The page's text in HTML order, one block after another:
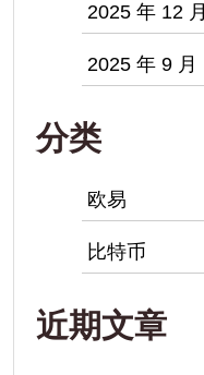
2025 年 12 月
2025 年 9 月
分类
欧易
比特币
近期文章